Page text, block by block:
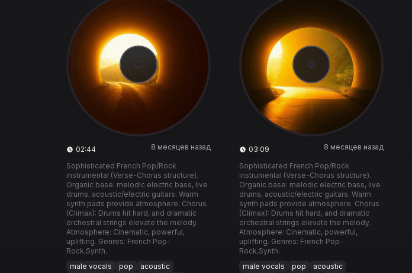
02:44 8 месяцев назад
Sophisticated French Pop/Rock
instrumental (Verse-Chorus structure).
Organic base: melodic electric bass, live
drums, acoustic/electric guitars. Warm
synth pads provide atmosphere. Chorus
(Climax): Drums hit hard, and dramatic
orchestral strings elevate the melody.
Atmosphere: Cinematic, powerful,
uplifting. Genres: French Pop-
Rock,Synth.
male vocals
pop
acoustic
03:09 8 месяцев назад
Sophisticated French Pop/Rock
instrumental (Verse-Chorus structure).
Organic base: melodic electric bass, live
drums, acoustic/electric guitars. Warm
synth pads provide atmosphere. Chorus
(Climax): Drums hit hard, and dramatic
orchestral strings elevate the melody.
Atmosphere: Cinematic, powerful,
uplifting. Genres: French Pop-
Rock,Synth.
male vocals
pop
acoustic